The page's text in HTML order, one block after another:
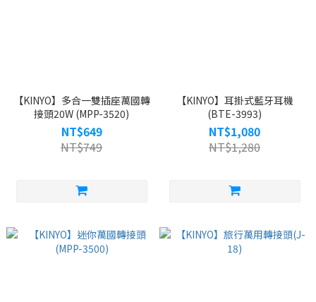
【KINYO】多合一雙插座萬國轉
接頭20W (MPP-3520)
NT$649
NT$749
【KINYO】耳掛式藍牙耳機
(BTE-3993)
NT$1,080
NT$1,280